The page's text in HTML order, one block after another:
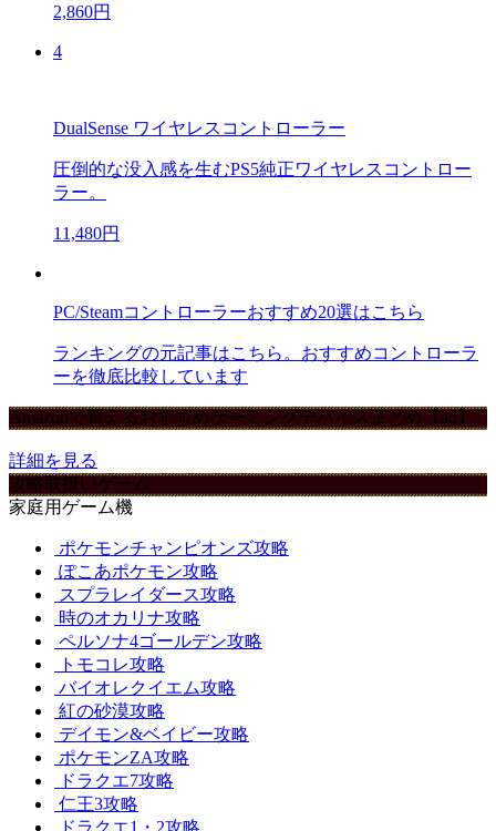
2,860円
4
DualSense ワイヤレスコントローラー
圧倒的な没入感を生むPS5純正ワイヤレスコントロー
ラー。
11,480円
PC/Steamコントローラーおすすめ20選はこちら
ランキングの元記事はこちら。おすすめコントローラ
ーを徹底比較しています
Amazonで買えるおすすめゲーミングデバイスまとめ【ad】
詳細を見る
攻略取扱いゲーム
家庭用ゲーム機
ポケモンチャンピオンズ攻略
ぽこあポケモン攻略
スプラレイダース攻略
時のオカリナ攻略
ペルソナ4ゴールデン攻略
トモコレ攻略
バイオレクイエム攻略
紅の砂漠攻略
デイモン&ベイビー攻略
ポケモンZA攻略
ドラクエ7攻略
仁王3攻略
ドラクエ1・2攻略